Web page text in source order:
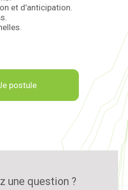
et d’anticipation.
postule
une question ?